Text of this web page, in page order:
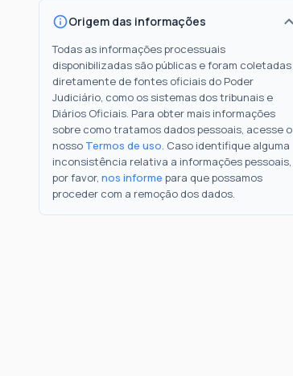
Origem das informações
Todas as informações processuais
disponibilizadas são públicas e foram coletadas
diretamente de fontes oficiais do Poder
Judiciário, como os sistemas dos tribunais e
Diários Oficiais. Para obter mais informações
sobre como tratamos dados pessoais, acesse o
nosso Termos de uso. Caso identifique alguma
inconsistência relativa a informações pessoais,
por favor, nos informe para que possamos
proceder com a remoção dos dados.